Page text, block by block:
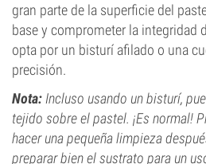
gran parte de la superficie del
base y comprometer la integridad
opta por un bisturí afilado o una
precisión.
Nota: Incluso usando un bisturí,
tejido sobre el pastel. ¡Es normal!
hacer una pequeña limpieza
preparar bien el sustrato para un